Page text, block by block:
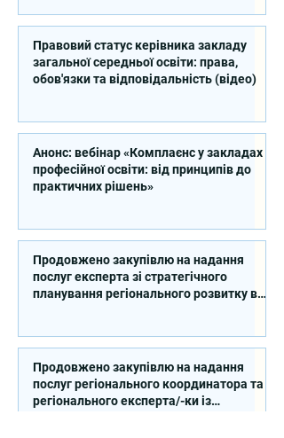
Правовий статус керівника закладу
загальної середньої освіти: права,
обов'язки та відповідальність (відео)
Анонс: вебінар «Комплаєнс у закладах
професійної освіти: від принципів до
практичних рішень»
Продовжено закупівлю на надання
послуг експерта зі стратегічного
планування регіонального розвитку в
Продовжено закупівлю на надання
послуг регіонального координатора та
регіонального експерта/-ки із